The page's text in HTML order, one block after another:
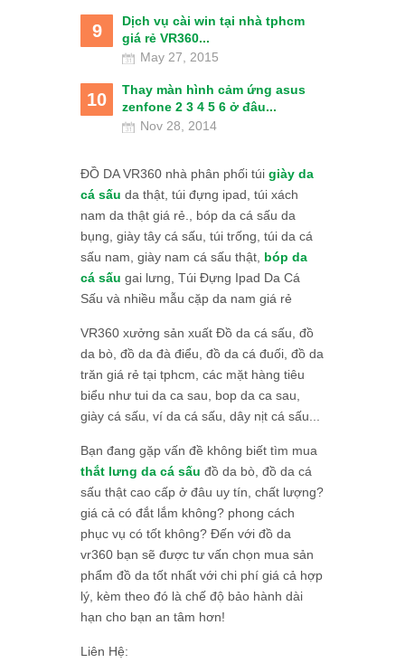
9
Dịch vụ cài win tại nhà tphcm
giá rẻ VR360...
May 27, 2015
10
Thay màn hình cảm ứng asus
zenfone 2 3 4 5 6 ở đâu...
Nov 28, 2014
ĐỒ DA VR360 nhà phân phối túi giày da
cá sấu da thật, túi đựng ipad, túi xách
nam da thật giá rẻ., bóp da cá sấu da
bụng, giày tây cá sấu, túi trống, túi da cá
sấu nam, giày nam cá sấu thật, bóp da
cá sấu gai lưng, Túi Đựng Ipad Da Cá
Sấu và nhiều mẫu cặp da nam giá rẻ
VR360 xưởng sản xuất Đồ da cá sấu, đồ
da bò, đồ da đà điểu, đồ da cá đuối, đồ da
trăn giá rẻ tại tphcm, các mặt hàng tiêu
biểu như tui da ca sau, bop da ca sau,
giày cá sấu, ví da cá sấu, dây nịt cá sấu...
Bạn đang gặp vấn đề không biết tìm mua
thắt lưng da cá sấu đồ da bò, đồ da cá
sấu thật cao cấp ở đâu uy tín, chất lượng?
giá cả có đắt lắm không? phong cách
phục vụ có tốt không? Đến với đồ da
vr360 bạn sẽ được tư vấn chọn mua sản
phẩm đồ da tốt nhất với chi phí giá cả hợp
lý, kèm theo đó là chế độ bảo hành dài
hạn cho bạn an tâm hơn!
Liên Hệ: